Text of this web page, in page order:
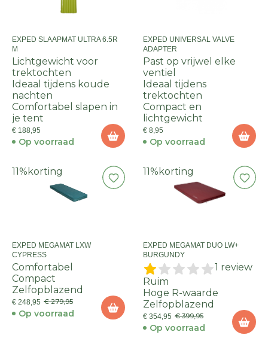
EXPED SLAAPMAT ULTRA 6.5R
M
Lichtgewicht voor
trektochten
Ideaal tijdens koude
nachten
Comfortabel slapen in
je tent
€ 188,95
Op voorraad
EXPED UNIVERSAL VALVE
ADAPTER
Past op vrijwel elke
ventiel
Ideaal tijdens
trektochten
Compact en
lichtgewicht
€ 8,95
Op voorraad
11% korting
EXPED MEGAMAT LXW
CYPRESS
Comfortabel
Compact
Zelfopblazend
€ 248,95 € 279,95
Op voorraad
11% korting
EXPED MEGAMAT DUO LW+
BURGUNDY
1 review
Ruim
Hoge R-waarde
Zelfopblazend
€ 354,95 € 399,95
Op voorraad